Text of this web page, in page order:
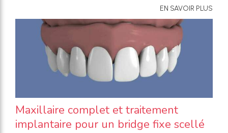
EN SAVOIR PLUS
Maxillaire complet et traitement
implantaire pour un bridge fixe scellé